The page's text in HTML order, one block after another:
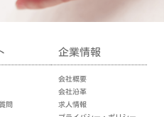
問
企業情報
会社概要
会社沿革
求人情報